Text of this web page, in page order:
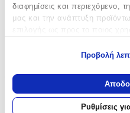
διαφημίσεις και περιεχόμενο,
μας και την ανάπτυξη
Να συλλέξουμε
σας τοποθεσία, οι οποίες
απόσταση μερικών μέτρων
Προβολή
Ρυθμίσεις
Χρυσό
Cuban:
Όχι